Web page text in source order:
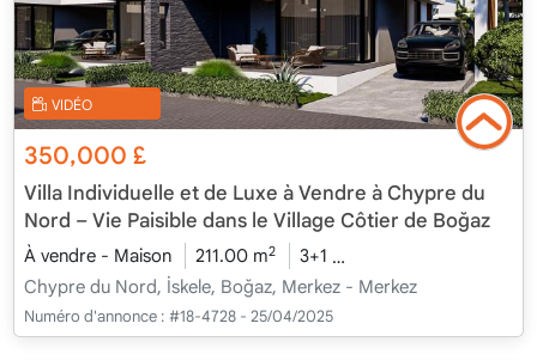
VIDÉO
350,000 £
Villa Individuelle et de Luxe à Vendre à Chypre du
Nord – Vie Paisible dans le Village Côtier de Boğaz
À vendre - Maison 211.00 m2 3+1
Chypre du Nord, İskele, Boğaz, Merkez - Merkez
Numéro d'annonce : #18-4728 - 25/04/2025